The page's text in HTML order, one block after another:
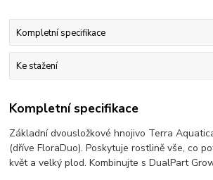
Kompletní specifikace
Ke stažení
Kompletní specifikace
Základní dvousložkové hnojivo Terra
(dříve FloraDuo). Poskytuje rostlině vše, co
květ a velký plod. Kombinujte s DualPart